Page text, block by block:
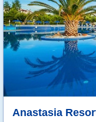
Anastasia